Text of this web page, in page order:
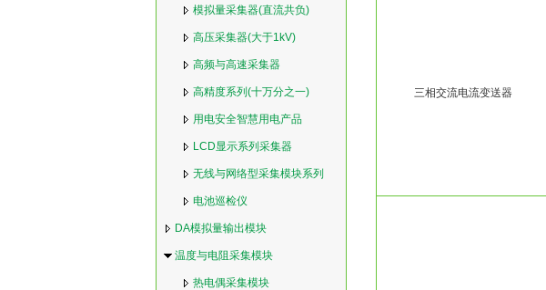
模拟量采集器(直流共负)
高压采集器(大于1kV)
高频与高速采集器
高精度系列(十万分之一)
用电安全智慧用电产品
LCD显示系列采集器
无线与网络型采集模块系列
电池巡检仪
DA模拟量输出模块
温度与电阻采集模块
热电偶采集模块
三相交流电流变送器